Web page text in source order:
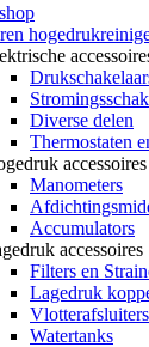
Diverse delen
Thermostaten
accessoires
Manometers
Accumulators
accessoires
Filters en
Lagedruk
Watertanks